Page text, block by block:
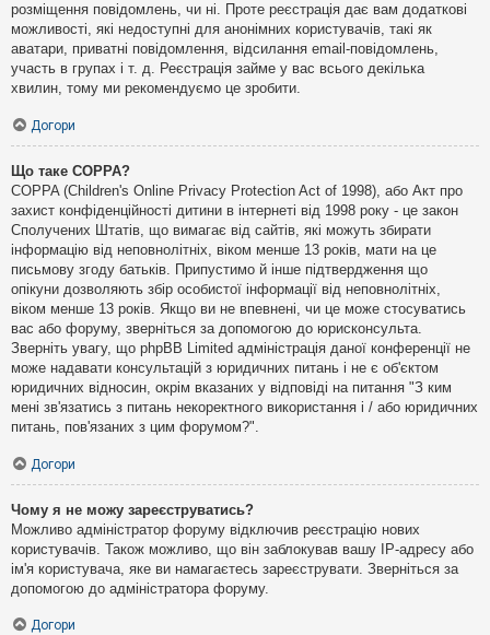
розміщення повідомлень, чи ні. Проте реєстрація дає вам додаткові
можливості, які недоступні для анонімних користувачів, такі як
аватари, приватні повідомлення, відсилання email-повідомлень,
участь в групах і т. д. Реєстрація займе у вас всього декілька
хвилин, тому ми рекомендуємо це зробити.
Догори
Що таке COPPA?
COPPA (Children's Online Privacy Protection Act of 1998), або Акт про
захист конфіденційності дитини в інтернеті від 1998 року - це закон
Сполучених Штатів, що вимагає від сайтів, які можуть збирати
інформацію від неповнолітніх, віком менше 13 років, мати на це
письмову згоду батьків. Припустимо й інше підтвердження що
опікуни дозволяють збір особистої інформації від неповнолітніх,
віком менше 13 років. Якщо ви не впевнені, чи це може стосуватись
вас або форуму, зверніться за допомогою до юрисконсульта.
Зверніть увагу, що phpBB Limited адміністрація даної конференції не
може надавати консультацій з юридичних питань і не є об'єктом
юридичних відносин, окрім вказаних у відповіді на питання "З ким
мені зв'язатись з питань некоректного використання і / або юридичних
питань, пов'язаних з цим форумом?".
Догори
Чому я не можу зареєструватись?
Можливо адміністратор форуму відключив реєстрацію нових
користувачів. Також можливо, що він заблокував вашу IP-адресу або
ім'я користувача, яке ви намагаєтесь зареєструвати. Зверніться за
допомогою до адміністратора форуму.
Догори